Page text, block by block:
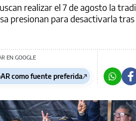
realizar el 7 de agosto la
presionan para desactivarla
EN GOOGLE
como fuente preferida